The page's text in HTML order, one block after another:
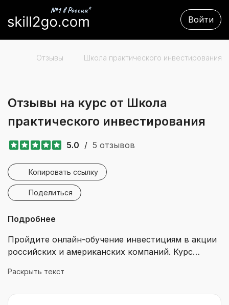
Войти
Отзывы Школа практического инвестирования
Отзывы на курс от Школа
практического инвестирования
5.0 / 5 отзывов
Копировать ссылку
Поделиться
Подробнее
Пройдите онлайн-обучение инвестициям в акции
российских и американских компаний. Курс
стабильности и уверенности в завтрашнем дне,
Раскрыть текст